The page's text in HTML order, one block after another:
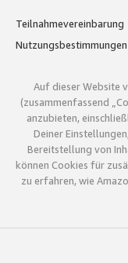
Teilnahmevereinbarung
Nutzungsbestimmungen
Auf dieser Website
(zusammenfassend
anzubieten,
Deiner
Bereitstellung von
können Cookies für
zu erfahren, wie